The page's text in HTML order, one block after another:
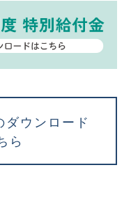
ウンロード
ら